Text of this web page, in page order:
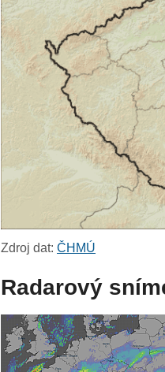
Zdroj dat:ČHMÚ
Radarový